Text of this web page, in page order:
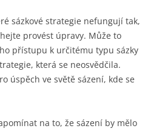
sázkové strategie nefungují tak,
provést úpravy. Může to
přístupu k určitému typu sázky
která se neosvědčila.
úspěch ve světě sázení, kde se
na to, že sázení by mělo